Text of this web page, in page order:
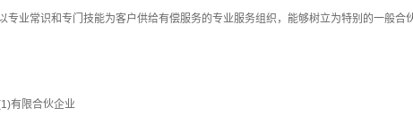
专业常识和专门技能为客户供给有偿服务的专业服务组织，能够树立为特别的一般合
有限合伙企业